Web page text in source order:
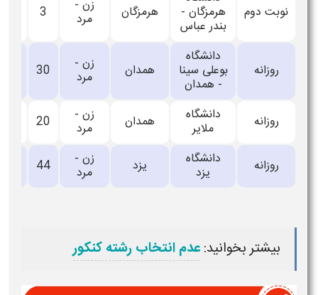
نوبت دوم هرمزگان -
بندر عباس
هرمزگان زن -
مرد
روزانه
دانشگاه
بوعلی سینا
- همدان
همدان زن -
مرد 30
روزانه دانشگاه
ملایر همدان زن -
مرد 20
روزانه دانشگاه
یزد یزد زن -
مرد 44
بیشتر بخوانید:عدم انتخاب رشته کنکور